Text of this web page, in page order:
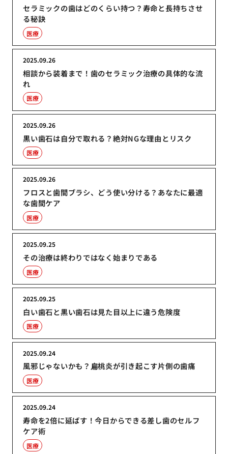
セラミックの歯はどのくらい持つ？寿命と長持ちさせ
る秘訣
医療
相談から装着まで！歯のセラミック治療の具体的な流
れ
2025.09.26
医療
黒い歯石は自分で取れる？絶対NGな理由とリスク
2025.09.26
医療
フロスと歯間ブラシ、どう使い分ける？あなたに最適
な歯間ケア
2025.09.26
医療
その治療は終わりではなく始まりである
2025.09.25
医療
白い歯石と黒い歯石は見た目以上に違う危険度
2025.09.25
医療
風邪じゃないかも？扁桃炎が引き起こす片側の歯痛
2025.09.24
医療
寿命を2倍に延ばす！今日からできる差し歯のセルフ
ケア術
2025.09.24
医療